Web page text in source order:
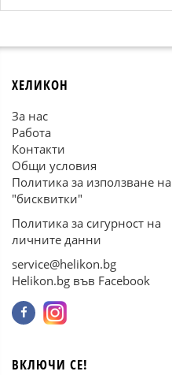
ХЕЛИКОН
За нас
Работа
Контакти
Общи условия
Политика за използване на
"бисквитки"
Политика за сигурност на
личните данни
service@helikon.bg
Helikon.bg във Facebook
ВКЛЮЧИ СЕ!